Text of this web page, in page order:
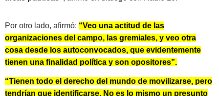
Por otro lado, afirmó: “Veo una actitud de las
organizaciones del campo, las gremiales, y veo otra
cosa desde los autoconvocados, que evidentemente
tienen una finalidad política y son opositores”.
“Tienen todo el derecho del mundo de movilizarse, pero
tendrían que identificarse. No es lo mismo un presunto